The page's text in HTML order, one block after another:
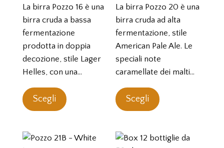
di
prezzo:
2,86 €
a
68,64 €
La birra Pozzo 16 è una
birra cruda a bassa
fermentazione
prodotta in doppia
decozione, stile Lager
Helles, con una…
Scegli
prodotto
varianti.
di
da
3,50 €
55,68 €
La birra Pozzo 20 è una
birra cruda ad alta
fermentazione, stile
American Pale Ale. Le
speciali note
caramellate dei malti…
Scegli
prodotto
varianti.